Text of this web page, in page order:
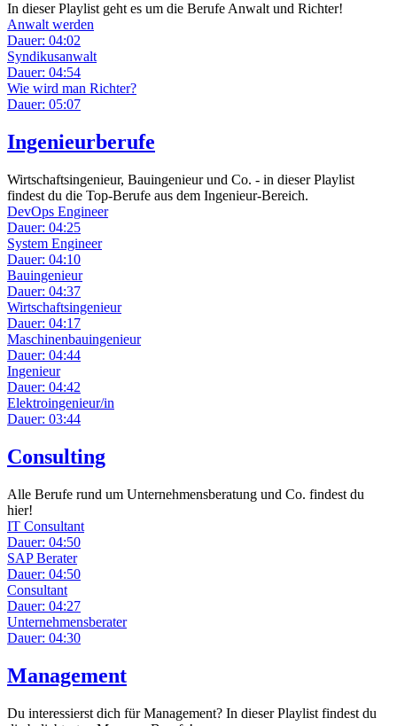
In dieser Playlist geht es um die Berufe Anwalt und Richter!
Anwalt werden
Dauer: 04:02
Syndikusanwalt
Dauer: 04:54
Wie wird man Richter?
Dauer: 05:07
Ingenieurberufe
Wirtschaftsingenieur, Bauingenieur und Co. - in dieser Playlist
findest du die Top-Berufe aus dem Ingenieur-Bereich.
DevOps Engineer
Dauer: 04:25
System Engineer
Dauer: 04:10
Bauingenieur
Dauer: 04:37
Wirtschaftsingenieur
Dauer: 04:17
Maschinenbauingenieur
Dauer: 04:44
Ingenieur
Dauer: 04:42
Elektroingenieur/in
Dauer: 03:44
Consulting
Alle Berufe rund um Unternehmensberatung und Co. findest du
hier!
IT Consultant
Dauer: 04:50
SAP Berater
Dauer: 04:50
Consultant
Dauer: 04:27
Unternehmensberater
Dauer: 04:30
Management
Du interessierst dich für Management? In dieser Playlist findest du